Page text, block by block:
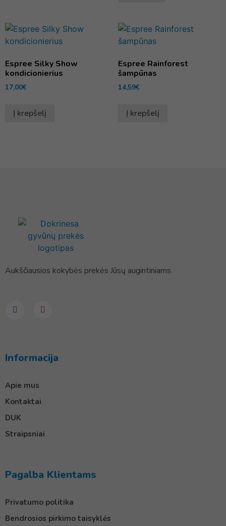
Espree Silky Show
kondicionierius
17,00€
Į krepšelį
Espree Rainforest
šampūnas
14,59€
Į krepšelį
Aukščiausios kokybės prekės Jūsų augintiniams.
Informacija
Apie mus
Kontaktai
DUK
Straipsniai
Pagalba Klientams
Privatumo politika
Bendrosios pirkimo taisyklės